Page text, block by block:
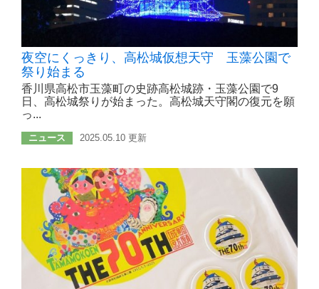
夜空にくっきり、高松城仮想天守 玉藻公園で
祭り始まる
香川県高松市玉藻町の史跡高松城跡・玉藻公園で9
日、高松城祭りが始まった。高松城天守閣の復元を願
っ...
ニュース 2025.05.10 更新